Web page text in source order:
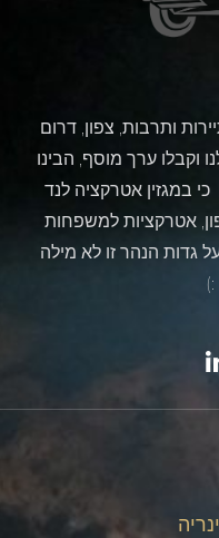
– מגזין תיירות ותרבות, צפון, דרום
וקבלו ערך מוסף, הבינו
במגזין אטרקציה לנד
אטרקציות למשפחות
גדות הנהר זו לא מילה